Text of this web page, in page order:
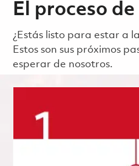
El proceso
¿Estás listo para estar a
Estos son sus próximos
esperar de nosotros.